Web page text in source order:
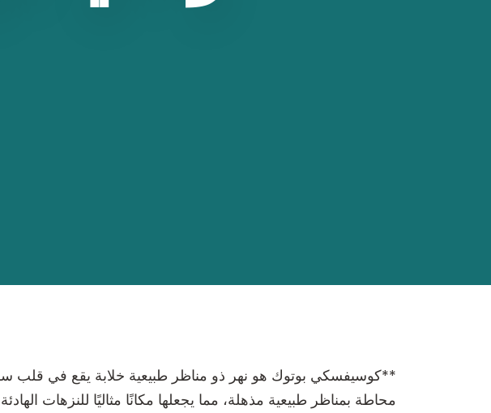
**كوسيفسكي بوتوك هو نهر ذو مناظر طبيعية خلابة يقع في قلب
محاطة بمناظر طبيعية مذهلة، مما يجعلها مكانًا مثاليًا للنزهات